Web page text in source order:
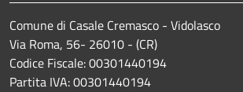
Comune di Casale Cremasco - Vidolasco
Via Roma, 56- 26010 - (CR)
Codice Fiscale: 00301440194
Partita IVA: 00301440194